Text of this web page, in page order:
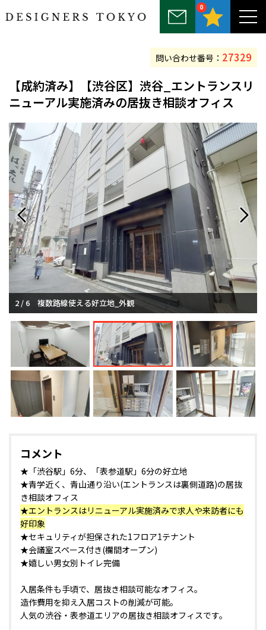
0
～25坪 25坪～50坪 50坪～75坪
75坪～100坪
【成約済み】【渋谷区】渋谷_エントランスリ
ニューアル実施済みの居抜き相談オフィス
問い合わせ番号： 27329
2 / 6 複数路線使える好立地_外観
コメント
★「渋谷駅」6分、「表参道駅」6分の好立地
★青学近く、青山通り沿い(エントランスは裏側道路)の居抜
き相談オフィス
★エントランスはリニューアル実施済みで求人や来訪者にも
好印象
★セキュリティが担保された1フロア1テナント
★会議室スペース付き(欄間オープン)
★嬉しい男女別トイレ完備
入居条件も手頃で、居抜き相談可能なオフィス。
造作費用を抑え入居コストの削減が可能。
人気の渋谷・表参道エリアの居抜き相談オフィスです。